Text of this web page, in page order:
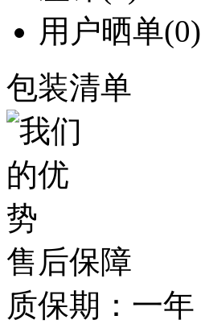
用户晒单(0)
包装清单
售后保障
质保期：一年